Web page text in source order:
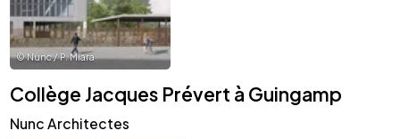
©Nunc / P. Miara
Collège Jacques Prévert à Guingamp
Nunc Architectes